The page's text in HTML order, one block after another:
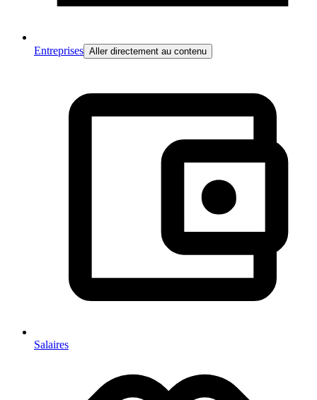
Entreprises Aller directement au contenu
Salaires